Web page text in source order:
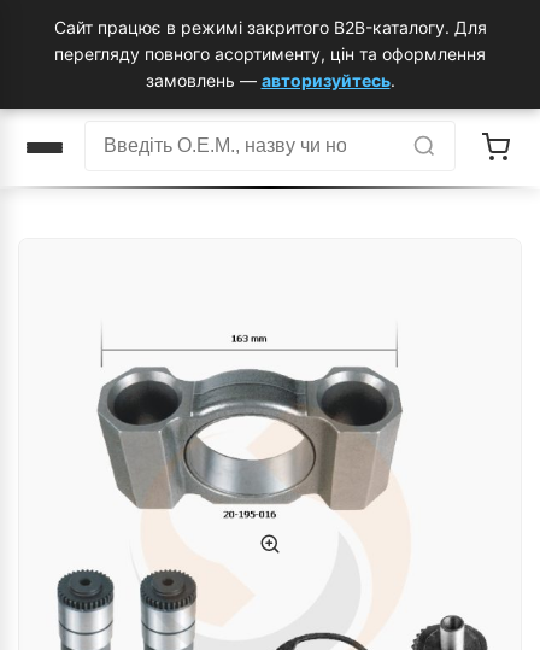
Сайт працює в режимі закритого B2B-каталогу. Для
перегляду повного асортименту, цін та оформлення
замовлень — авторизуйтесь.